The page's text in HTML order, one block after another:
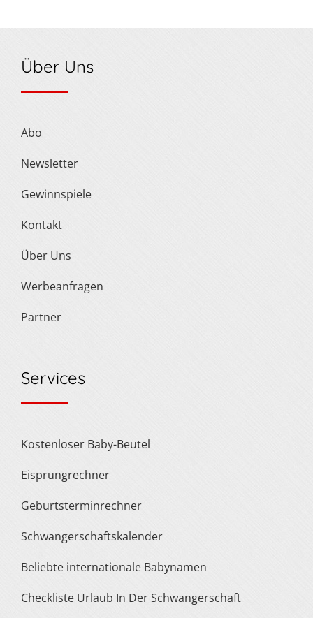
Über Uns
Abo
Newsletter
Gewinnspiele
Kontakt
Über Uns
Werbeanfragen
Partner
Services
Kostenloser Baby-Beutel
Eisprungrechner
Geburtsterminrechner
Schwangerschaftskalender
Beliebte internationale Babynamen
Checkliste Urlaub In Der Schwangerschaft